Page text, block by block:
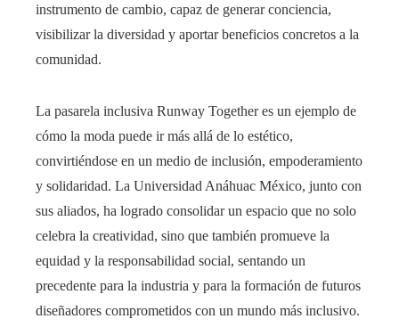
instrumento de cambio, capaz de generar conciencia,
visibilizar la diversidad y aportar beneficios concretos a la
comunidad.
La pasarela inclusiva Runway Together es un ejemplo de
cómo la moda puede ir más allá de lo estético,
convirtiéndose en un medio de inclusión, empoderamiento
y solidaridad. La Universidad Anáhuac México, junto con
sus aliados, ha logrado consolidar un espacio que no solo
celebra la creatividad, sino que también promueve la
equidad y la responsabilidad social, sentando un
precedente para la industria y para la formación de futuros
diseñadores comprometidos con un mundo más inclusivo.